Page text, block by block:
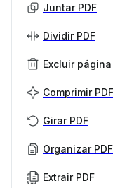
Juntar PDF
Dividir PDF
Excluir página
Comprimir PDF
Girar PDF
Organizar PDF
Extrair PDF